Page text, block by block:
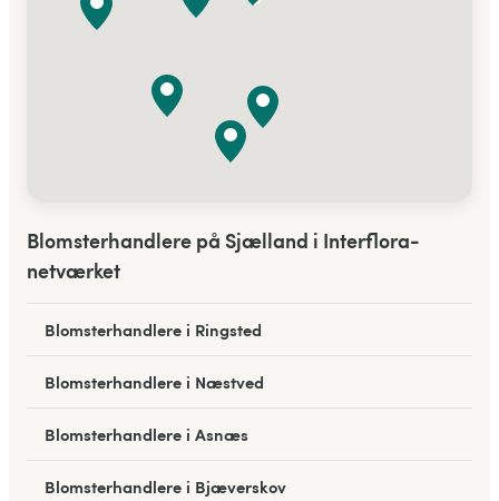
Blomsterhandlere på Sjælland i Interflora-
netværket
Blomsterhandlere i Ringsted
Blomsterhandlere i Næstved
Blomsterhandlere i Asnæs
Blomsterhandlere i Bjæverskov